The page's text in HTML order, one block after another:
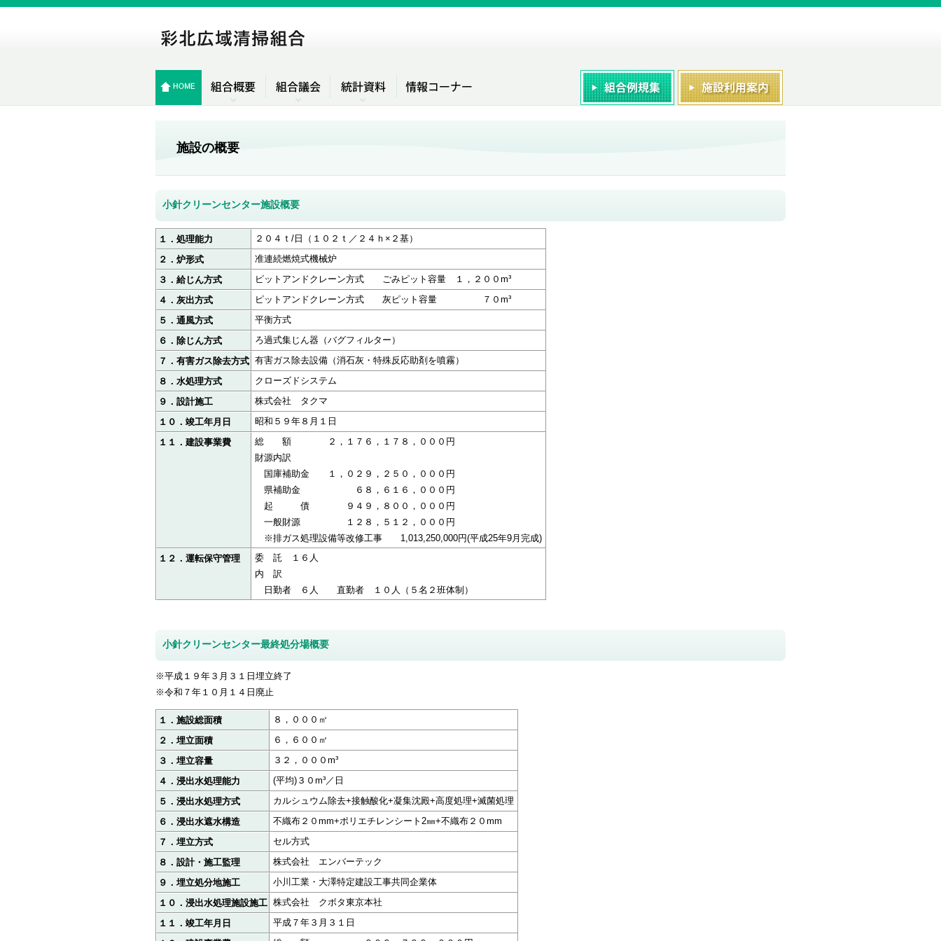
施設の概要
小針クリーンセンター施設概要
１．処理能力
２０４ｔ/日（１０２ｔ／２４ｈ×２基）
２．炉形式
准連続燃焼式機械炉
３．給じん方式
ピットアンドクレーン方式 ごみピット容量 １，２００m³
４．灰出方式
ピットアンドクレーン方式 灰ピット容量 ７０m³
５．通風方式
平衡方式
６．除じん方式
ろ過式集じん器（バグフィルター）
７．有害ガス除去方式 有害ガス除去設備（消石灰・特殊反応助剤を噴霧）
８．水処理方式
クローズドシステム
９．設計施工
株式会社 タクマ
１０．竣工年月日
昭和５９年８月１日
１１．建設事業費
総 額 ２，１７６，１７８，０００円
財源内訳
国庫補助金 １，０２９，２５０，０００円
県補助金 ６８，６１６，０００円
起 債 ９４９，８００，０００円
一般財源 １２８，５１２，０００円
※排ガス処理設備等改修工事 1,013,250,000円(平成25年9月完成)
１２．運転保守管理
委 託 １６人
内 訳
日勤者 ６人 直勤者 １０人（５名２班体制）
小針クリーンセンター最終処分場概要
※平成１９年３月３１日埋立終了
※令和７年１０月１４日廃止
１．施設総面積
８，０００㎡
２．埋立面積
６，６００㎡
３．埋立容量
３２，０００m³
４．浸出水処理能力
(平均)３０m³／日
５．浸出水処理方式
カルシュウム除去+接触酸化+凝集沈殿+高度処理+滅菌処理
６．浸出水遮水構造
不織布２０mm+ポリエチレンシート2㎜+不織布２０mm
７．埋立方式
セル方式
８．設計・施工監理
株式会社 エンバーテック
９．埋立処分地施工
小川工業・大澤特定建設工事共同企業体
１０．浸出水処理施設施工 株式会社 クボタ東京本社
１１．竣工年月日
平成７年３月３１日